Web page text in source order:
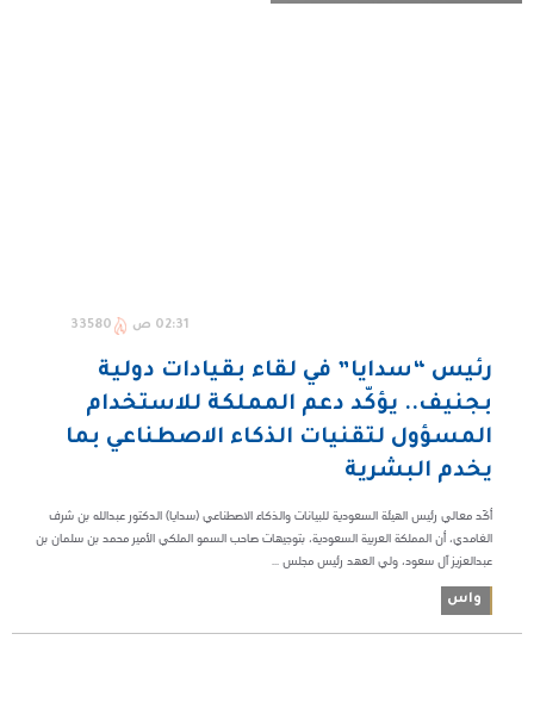
02:31 ص 33580
رئيس “سدايا” في لقاء بقيادات دولية
بجنيف.. يؤكّد دعم المملكة للاستخدام
المسؤول لتقنيات الذكاء الاصطناعي بما
يخدم البشرية
أكّد معالي رئيس الهيئة السعودية للبيانات والذكاء الاصطناعي (سدايا) الدكتور عبدالله بن شرف
الغامدي، أن المملكة العربية السعودية، بتوجيهات صاحب السمو الملكي الأمير محمد بن سلمان بن
عبدالعزيز آل سعود، ولي العهد رئيس مجلس ...
واس